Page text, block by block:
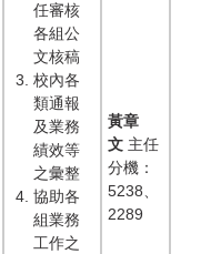
任審核
各組公
文核稿
校內各
類通報
及業務
績效等
之彙整
協助各
組業務
工作之
黃章
文 主任
分機：
5238、
2289